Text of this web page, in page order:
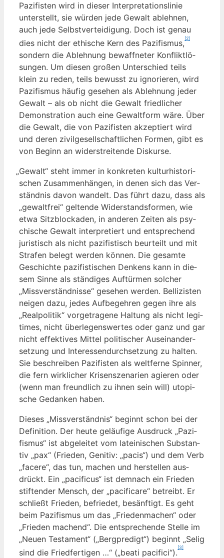
Pazi­fis­ten wird in die­ser Inter­pre­ta­ti­ons­li­nie
unter­stellt, sie wür­den jede Gewalt ableh­nen,
auch jede Selbst­ver­tei­di­gung. Doch ist genau
dies nicht der ethi­sche Kern des Pazi­fis­mus,
[2]
son­dern die Ableh­nung bewaff­ne­ter Kon­flikt­lö­
sun­gen. Um die­sen gro­ßen Unter­schied teils
klein zu reden, teils bewusst zu igno­rie­ren, wird
Pazi­fis­mus häu­fig gese­hen als Ableh­nung jeder
Gewalt – als ob nicht die Gewalt fried­li­cher
Demons­tra­ti­on auch eine Gewalt­form wäre. Über
die Gewalt, die von Pazi­fis­ten akzep­tiert wird
und deren zivil­ge­sell­schaft­li­chen For­men, gibt es
von Beginn an wider­strei­ten­de Diskurse.
„Gewalt“ steht immer in kon­kre­ten kul­tur­his­to­ri­
schen Zusam­men­hän­gen, in denen sich das Ver­
ständ­nis davon wan­delt. Das führt dazu, dass als
„gewalt­frei“ gel­ten­de Wider­stands­for­men, wie
etwa Sitz­blo­cka­den, in ande­ren Zei­ten als psy­
chi­sche Gewalt inter­pre­tiert und ent­spre­chend
juris­tisch als nicht pazi­fis­tisch beur­teilt und mit
Stra­fen belegt wer­den kön­nen. Die gesam­te
Geschich­te pazi­fis­ti­schen Den­kens kann in die­
sem Sin­ne als stän­di­ges Auf­tür­men sol­cher
„Miss­ver­ständ­nis­se“ gese­hen wer­den. Bel­li­zis­ten
nei­gen dazu, jedes Auf­be­geh­ren gegen ihre als
„Real­po­li­tik“ vor­ge­tra­ge­ne Hal­tung als nicht legi­
ti­mes, nicht über­le­gens­wer­tes oder ganz und gar
nicht effek­ti­ves Mit­tel poli­ti­scher Aus­ein­an­der­
set­zung und Inter­es­sen­durch­set­zung zu hal­ten.
Sie beschrei­ben Pazi­fis­ten als welt­fer­ne Spin­ner,
die fern wirk­li­cher Kri­sen­sze­na­ri­en agie­ren oder
(wenn man freund­lich zu ihnen sein will) uto­pi­
sche Gedan­ken haben.
Die­ses „Miss­ver­ständ­nis“ beginnt schon bei der
Defi­ni­ti­on. Der heu­te geläu­fi­ge Aus­druck „Pazi­
fis­mus“ ist abge­lei­tet vom latei­ni­schen Sub­stan­
tiv „pax“ (Frie­den, Geni­tiv: „pacis“) und dem Verb
„face­re“, das tun, machen und her­stel­len aus­
drückt. Ein „paci­fi­cus“ ist dem­nach ein Frie­den
stif­ten­der Mensch, der „paci­fi­ca­re“ betreibt. Er
schließt Frie­den, befrie­det, besänf­tigt. Es geht
beim Pazi­fis­mus um das „Frie­den­ma­chen“ oder
„Frie­den machend“. Die ent­spre­chen­de Stel­le im
„Neu­en Tes­ta­ment“ („Berg­pre­digt“) beginnt „Selig
sind die Fried­fer­ti­gen …“ („bea­ti paci­fi­ci“).
[3]